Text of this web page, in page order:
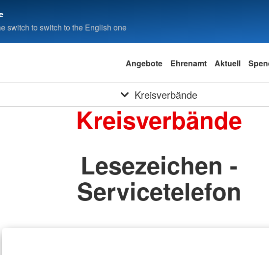
switch to switch to the English one
Angebote Ehrenamt Aktuell
Kreisverbände
Kreisverbände
Lesezeichen -
Servicetelefon